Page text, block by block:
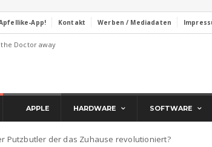
App! Kontakt Werben / Mediadaten
Doctor away
APPLE HARDWARE SOFTWARE
Putzbutler der das Zuhause revolutioniert?